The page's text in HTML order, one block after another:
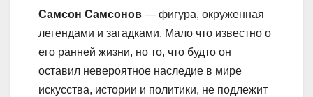
Самсон Самсонов — фигура, окруженная
легендами и загадками. Мало что известно о
его ранней жизни, но то, что будто он
оставил невероятное наследие в мире
искусства, истории и политики, не подлежит